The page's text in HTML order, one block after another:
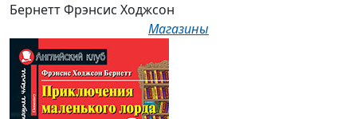
Бернетт Фрэнсис Ходжсон
Магазины